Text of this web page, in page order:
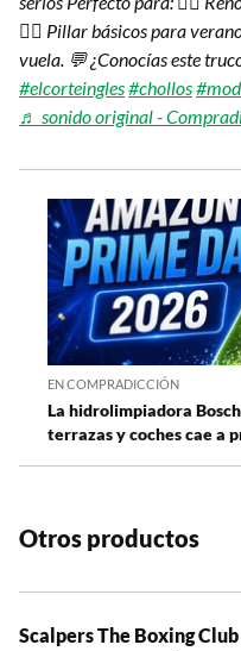
👉🏽 Pillar básicos para
vuela. 💬 ¿Conocías este
#elcorteingles#chollos
♬ sonido original -
EN COMPRADICCIÓN
La hidrolimpiadora
terrazas y coches cae a
Otros productos
Scalpers The Boxing